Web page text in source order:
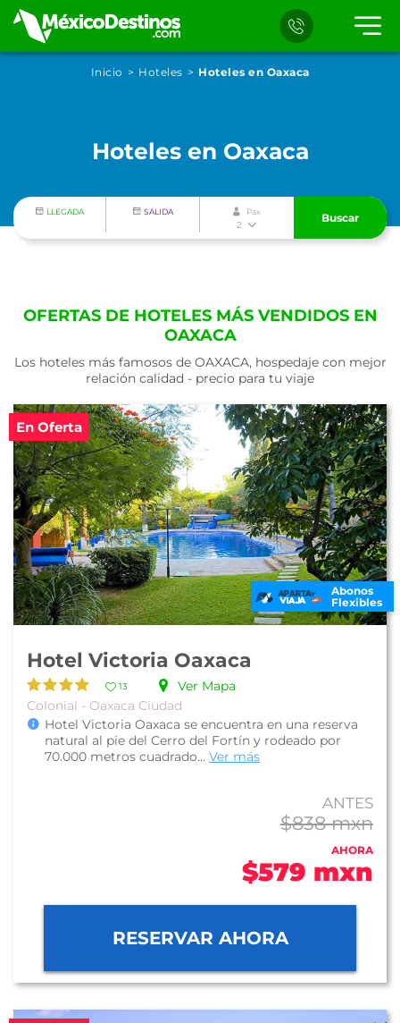
Inicio Hoteles Hoteles en Oaxaca
Hoteles en Oaxaca
LLEGADA SALIDA Pax
2
Buscar
OFERTAS DE HOTELES MÁS VENDIDOS EN
OAXACA
Los hoteles más famosos de OAXACA, hospedaje con mejor
relación calidad - precio para tu viaje
En Oferta
Abonos
Flexibles
Hotel Victoria Oaxaca
13
Ver Mapa
Colonial - Oaxaca Ciudad
Hotel Victoria Oaxaca se encuentra en una reserva
natural al pie del Cerro del Fortín y rodeado por
70.000 metros cuadrado... Ver más
ANTES
$838 mxn
AHORA
$579 mxn
RESERVAR AHORA